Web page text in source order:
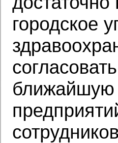
городское
ближайшую